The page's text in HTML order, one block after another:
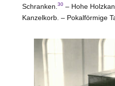
Schranken. 30– Hohe
Kanzelkorb. – Pokalförmige